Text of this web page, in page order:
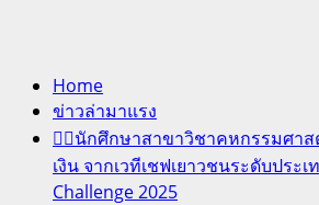
Home
ข่าวล่ามาแรง
✍🏻นักศึกษาสาขาวิชาคหกรรมศา
เงิน จากเวทีเชฟเยาวชนระดับประเ
Challenge 2025